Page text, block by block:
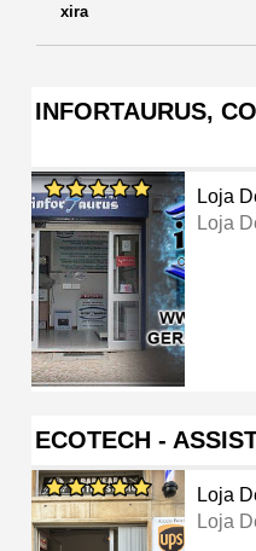
xira
INFORTAURUS,
Loja
Loja
ECOTECH -
Loja
Loja